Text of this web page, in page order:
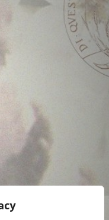
Privacy Policy